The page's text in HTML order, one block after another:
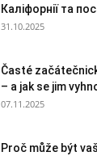
Каліфорнії та
31.10.2025
Časté
– a jak se jim
07.11.2025
Proč může být